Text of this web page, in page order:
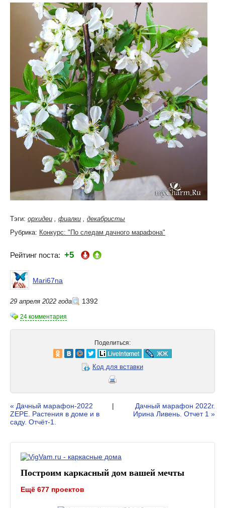
Тэги: орхидеи , фиалки , декабристы
Рубрика: Конкурс: "По следам дачного марафона"
Рейтинг поста: +5
Mari67na
29 апреля 2022 года 1392
24 комментария
Поделиться:
Код для вставки
« Дачный марафон-2022
ZEPE. Растения в доме и в
саду. Отчёт-1.
|
Дачный марафон 2022г.
Ирина Ливень. Отчет 1 »
Построим каркасный дом вашей мечты
Ещё 677 проектов